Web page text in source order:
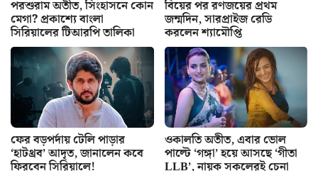
পরশুরাম অতীত, সিংহাসনে কোন
মেগা? প্রকাশ্যে বাংলা
সিরিয়ালের টিআরপি তালিকা
বিয়ের পর রণজয়ের প্রথম
জন্মদিন, সারপ্রাইজ রেডি
করলেন শ্যামৌপ্তি
ফের বড়পর্দায় টেলি পাড়ার
‘হাটথ্রব’ আদৃত, জানালেন কবে
ফিরবেন সিরিয়ালে!
ওকালতি অতীত, এবার ভোল
পাল্টে ‘গঙ্গা’ হয়ে আসছে ‘গীতা
LLB’, নায়ক সকলেরই চেনা